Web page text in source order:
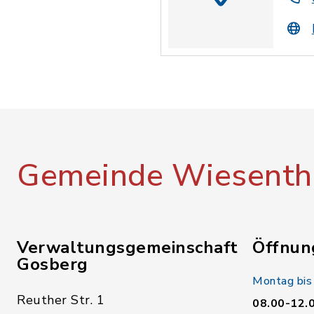
Gemeinde
Verwaltungsgemeinschaft
Gosberg
Reuther Str. 1
Montag
08.00-